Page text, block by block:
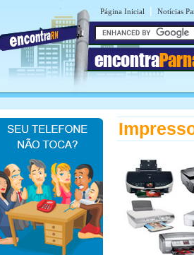
Página Inicial | Notícias
encontra